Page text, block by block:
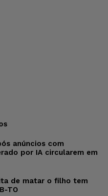
anúncios com
por IA circularem em
de matar o filho tem
TO